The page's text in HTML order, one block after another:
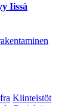
Iissä
Kiinteistöt